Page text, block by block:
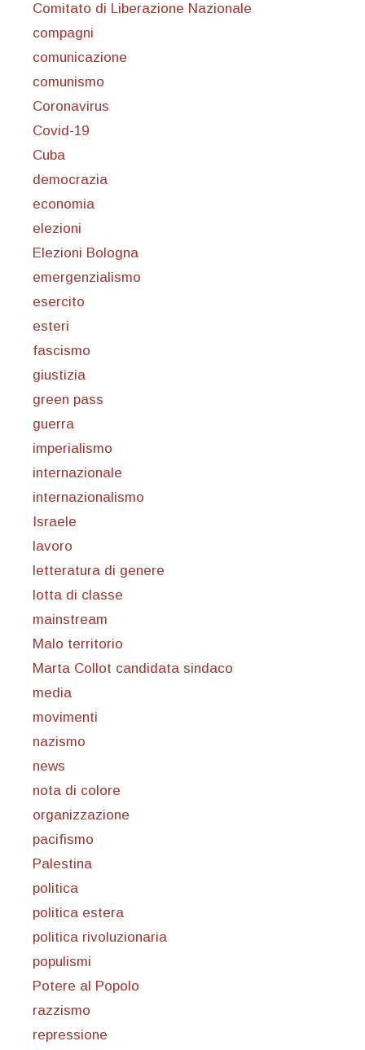
Comitato di Liberazione Nazionale
compagni
comunicazione
comunismo
Coronavirus
Covid-19
Cuba
democrazia
economia
elezioni
Elezioni Bologna
emergenzialismo
esercito
esteri
fascismo
giustizia
green pass
guerra
imperialismo
internazionale
internazionalismo
Israele
lavoro
letteratura di genere
lotta di classe
mainstream
Malo territorio
Marta Collot candidata sindaco
media
movimenti
nazismo
news
nota di colore
organizzazione
pacifismo
Palestina
politica
politica estera
politica rivoluzionaria
populismi
Potere al Popolo
razzismo
repressione